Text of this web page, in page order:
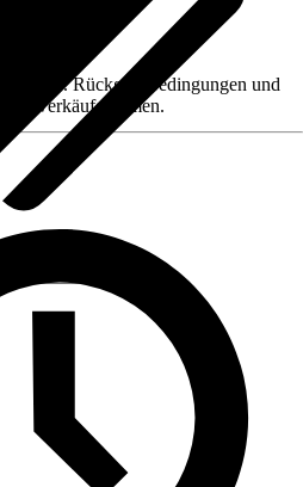
z. B. Rückgabebedingungen und
Verkäufernamen.